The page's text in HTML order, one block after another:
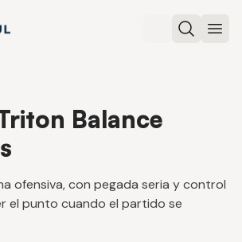
Buscar
Balance
ofensiva, con pegada seria y control
el punto cuando el partido se